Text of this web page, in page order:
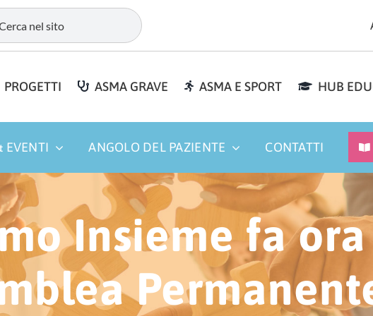
PROGETTI ASMA GRAVE ASMA E SPORT HUB
EVENTI ANGOLO DEL PAZIENTE CONTATTI
Insieme fa